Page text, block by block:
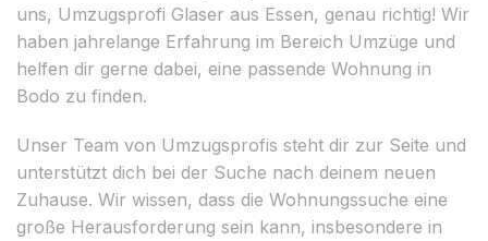
uns, Umzugsprofi Glaser aus Essen, genau richtig! Wir
haben jahrelange Erfahrung im Bereich Umzüge und
helfen dir gerne dabei, eine passende Wohnung in
Bodo zu finden.
Unser Team von Umzugsprofis steht dir zur Seite und
unterstützt dich bei der Suche nach deinem neuen
Zuhause. Wir wissen, dass die Wohnungssuche eine
große Herausforderung sein kann, insbesondere in